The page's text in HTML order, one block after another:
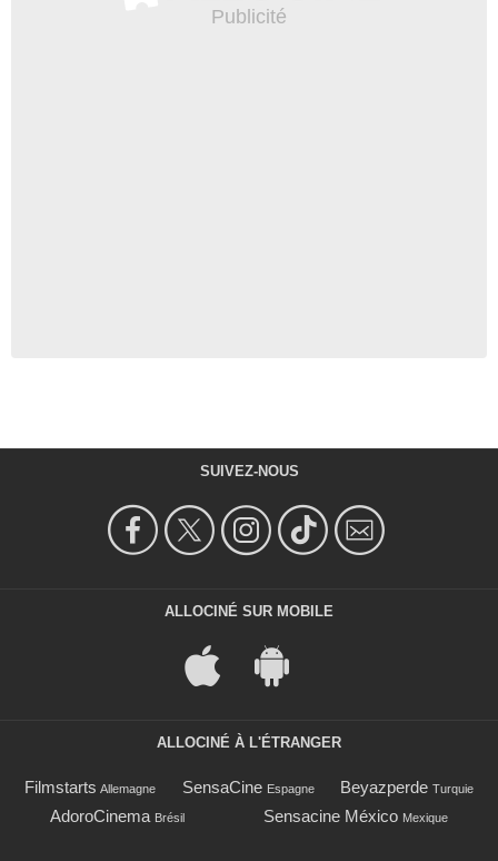
SUIVEZ-NOUS
ALLOCINÉ SUR MOBILE
ALLOCINÉ À L'ÉTRANGER
Filmstarts Allemagne SensaCine Espagne Beyazperde Turquie
AdoroCinema Brésil Sensacine México Mexique